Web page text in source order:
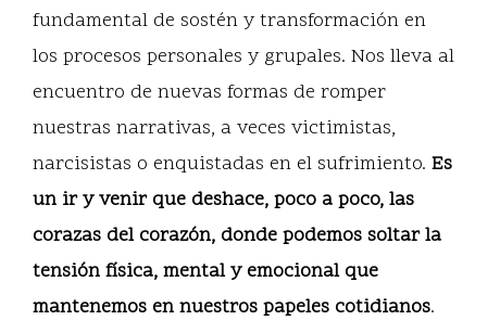
fundamental de sostén y transformación en
los procesos personales y grupales. Nos lleva al
encuentro de nuevas formas de romper
nuestras narrativas, a veces victimistas,
narcisistas o enquistadas en el sufrimiento. Es
un ir y venir que deshace, poco a poco, las
corazas del corazón, donde podemos soltar la
tensión física, mental y emocional que
mantenemos en nuestros papeles cotidianos.